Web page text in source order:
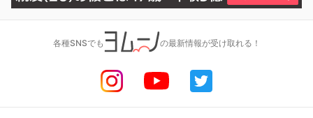
各種SNSでも の最新情報が受け取れる！